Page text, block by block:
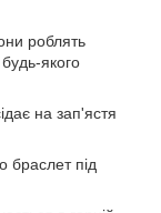
роблять
якого
на зап'ястя
браслет під